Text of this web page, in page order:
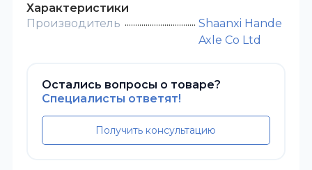
Характеристики
Производитель
Shaanxi Hande
Axle Co Ltd
Остались вопросы о товаре?
Специалисты ответят!
Получить консультацию